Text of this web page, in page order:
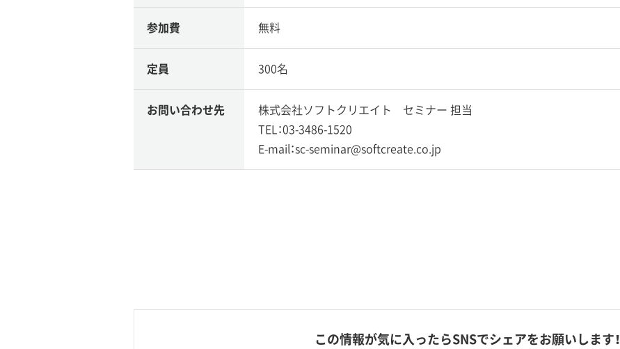
参加費 無料
定員 300名
お問い合わせ先
株式会社ソフトクリエイト セミナー 担当
TEL：03-3486-1520
E-mail：sc-seminar@softcreate.co.jp
この情報が気に入ったらSNSでシェアをお願いします！